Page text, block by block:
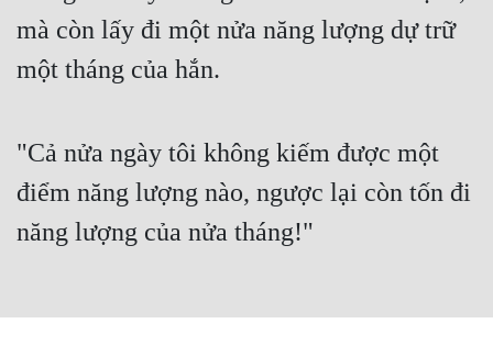
Gia Đấu
Huyền Nghi
Huyền Ảo
mà còn lấy đi một nửa năng lượng dự trữ
một tháng của hắn.
"Cả nửa ngày tôi không kiếm được một
điểm năng lượng nào, ngược lại còn tốn đi
năng lượng của nửa tháng!"